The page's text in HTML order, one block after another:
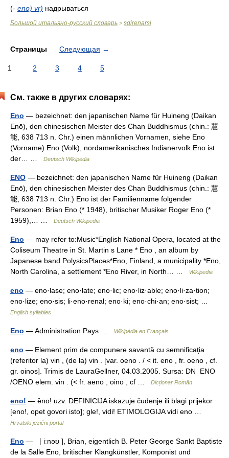
(- eno) vr) надрываться
Большой итальяно-русский словарь > sdirenarsi
Страницы Следующая →
1 2 3 4 5
См. также в других словарях:
Eno — bezeichnet: den japanischen Name für Huineng (Daikan
Enō), den chinesischen Meister des Chan Buddhismus (chin.: 慧
能, 638 713 n. Chr.) einen männlichen Vornamen, siehe Eno
(Vorname) Eno (Volk), nordamerikanisches Indianervolk Eno ist
der… …
Deutsch Wikipedia
ENO — bezeichnet: den japanischen Name für Huineng (Daikan
Enō), den chinesischen Meister des Chan Buddhismus (chin.: 慧
能, 638 713 n. Chr.) Eno ist der Familienname folgender
Personen: Brian Eno (* 1948), britischer Musiker Roger Eno (*
1959),… …
Deutsch Wikipedia
Eno — may refer to:Music*English National Opera, located at the
Coliseum Theatre in St. Martin s Lane * Eno , an album by
Japanese band PolysicsPlaces*Eno, Finland, a municipality *Eno,
North Carolina, a settlement *Eno River, in North… …
Wikipedia
eno — eno·lase; eno·late; eno·lic; eno·liz·able; eno·li·za·tion;
eno·lize; eno·sis; li·eno·renal; eno·ki; eno·chi·an; eno·sist; …
English syllables
Eno — Administration Pays … Wikipédia en Français
eno — Element prim de compunere savantă cu semnificaţia
(referitor la) vin , (de la) vin . [var. oeno . / < it. eno , fr. oeno , cf.
gr. oinos]. Trimis de LauraGellner, 04.03.2005. Sursa: DN ENO
/OENO elem. vin . (< fr. aeno , oino , cf …
Dicționar Român
eno! — ȅno! uzv. DEFINICIJA iskazuje čuđenje ili blagi prijekor
[eno!, opet govori isto]; gle!, vidi! ETIMOLOGIJA vidi eno …
Hrvatski jezični portal
Eno — [ iːnəʊ ], Brian, eigentlich B. Peter George Sankt Baptiste
de la Salle Eno, britischer Klangkünstler, Komponist und